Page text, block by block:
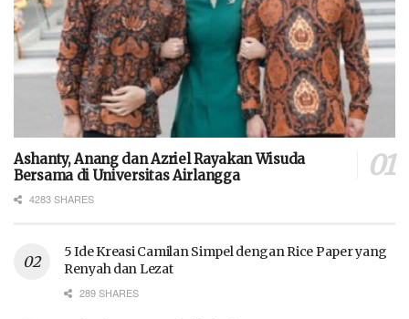
Ashanty, Anang dan Azriel Rayakan Wisuda
Bersama di Universitas Airlangga
4283 SHARES
5 Ide Kreasi Camilan Simpel dengan Rice Paper yang
Renyah dan Lezat
289 SHARES